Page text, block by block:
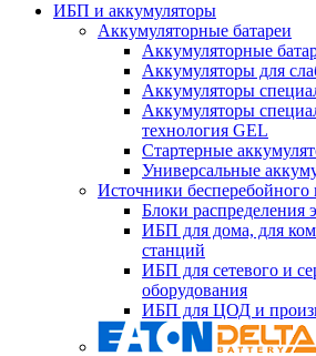
ИБП и аккумуляторы
Аккумуляторные батареи
Аккумуляторные
Аккумуляторы для
Аккумуляторы
Аккумуляторы
технология GEL
Стартерные
Универсальные
Источники бесперебойного
Блоки распределения
ИБП для дома, для
станций
ИБП для сетевого и
оборудования
ИБП для ЦОД и